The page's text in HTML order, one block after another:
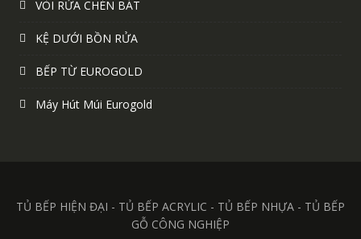
VÒI RỬA CHÉN BÁT
KỆ DƯỚI BỒN RỬA
BẾP TỪ EUROGOLD
Máy Hút Múi Eurogold
TỦ BẾP HIỆN ĐẠI - TỦ BẾP ACRYLIC - TỦ BẾP NHỰA - TỦ BẾP
GỖ CÔNG NGHIỆP